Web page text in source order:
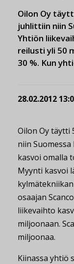
Oilon Oy
juhlittiin niin
Yhtiön
reilusti yli 50
30 %. Kun
28.02.2012
Oilon Oy täytti
niin
kasvoi omalla
Myynti kasvoi
osaajan
liikevaihto
miljoonaan.
miljoonaa.
Kiinassa yhtiö